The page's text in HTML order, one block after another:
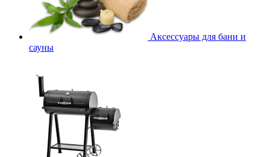
Аксессуары для бани и
сауны